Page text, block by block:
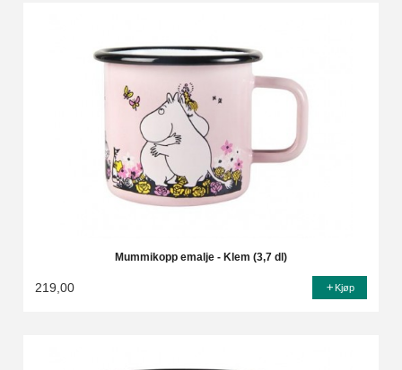
Mummikopp emalje - Klem (3,7 dl)
219,00 Kjøp